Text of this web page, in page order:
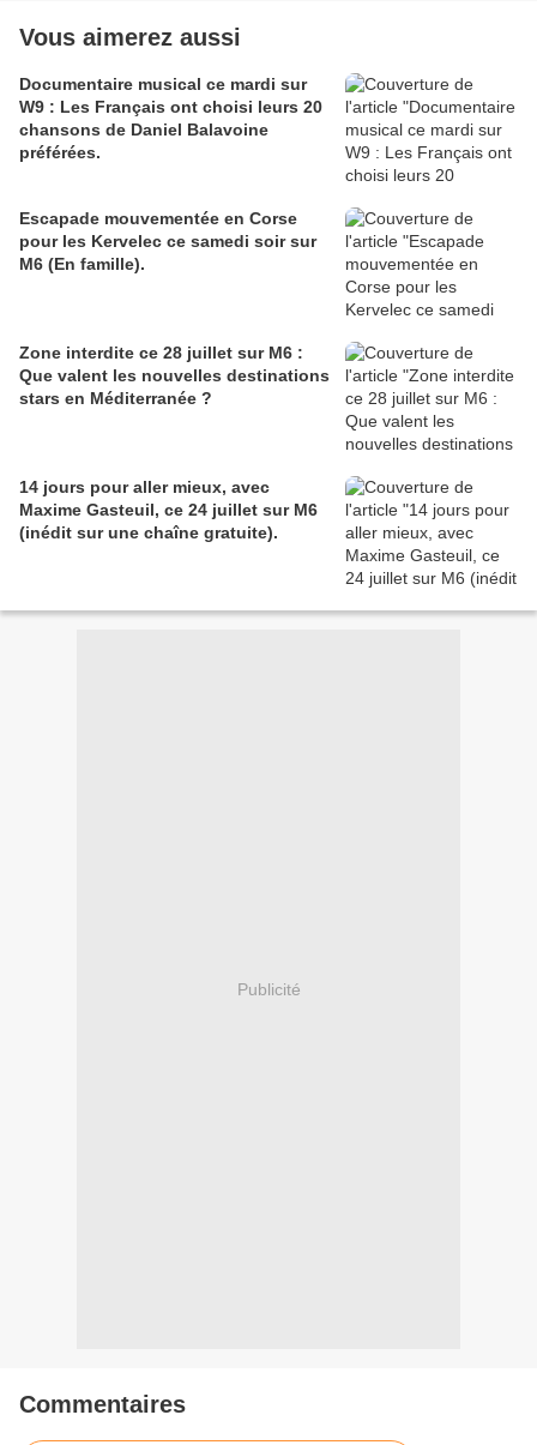
Vous aimerez aussi
Documentaire musical ce mardi sur
W9 : Les Français ont choisi leurs 20
chansons de Daniel Balavoine
préférées.
Escapade mouvementée en Corse
pour les Kervelec ce samedi soir sur
M6 (En famille).
Zone interdite ce 28 juillet sur M6 :
Que valent les nouvelles destinations
stars en Méditerranée ?
14 jours pour aller mieux, avec
Maxime Gasteuil, ce 24 juillet sur M6
(inédit sur une chaîne gratuite).
Publicité
Commentaires